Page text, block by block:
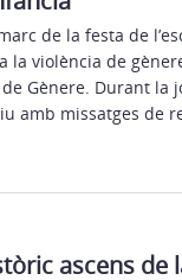
de la festa de
violència de
de Gènere. Durant
amb missatges de
ascens de